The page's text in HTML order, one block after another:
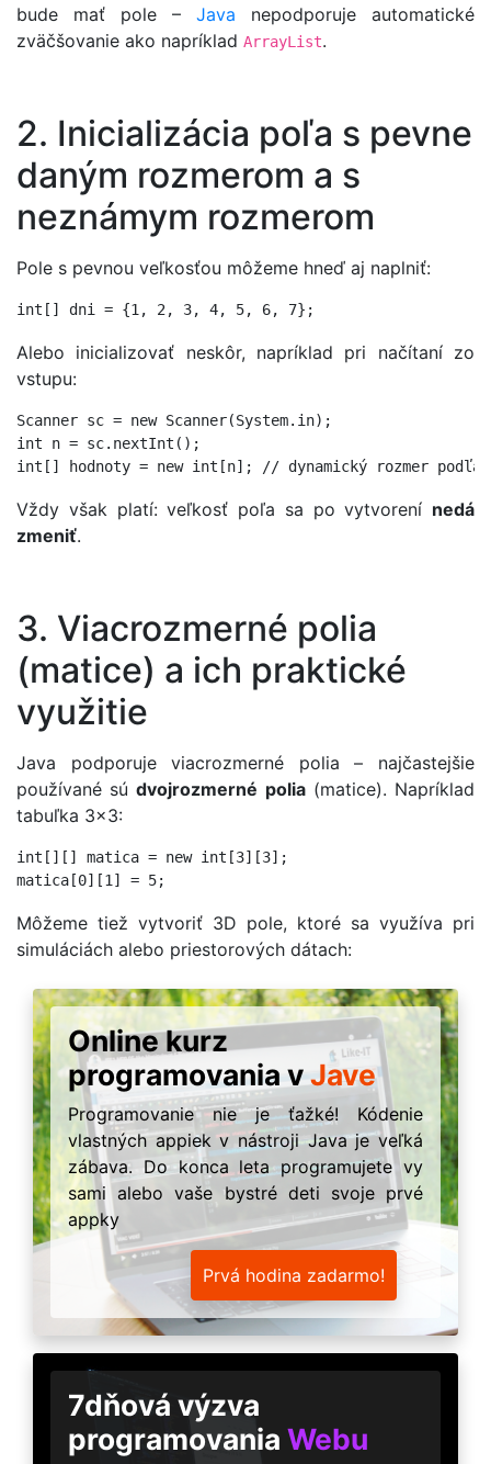
bude mať pole – Java nepodporuje automatické
zväčšovanie ako napríklad ArrayList.
2. Inicializácia poľa s pevne
daným rozmerom a s
neznámym rozmerom
Pole s pevnou veľkosťou môžeme hneď aj naplniť:
Alebo inicializovať neskôr, napríklad pri načítaní zo
vstupu:
Scanner sc = new Scanner(System.in);
int n = sc.nextInt();
Vždy však platí: veľkosť poľa sa po vytvorení nedá
zmeniť.
3. Viacrozmerné polia
(matice) a ich praktické
využitie
Java podporuje viacrozmerné polia – najčastejšie
používané súdvojrozmerné polia(matice). Napríklad
tabuľka 3x3:
int[][] matica = new int[3][3];
Môžeme tiež vytvoriť 3D pole, ktoré sa využíva pri
simuláciách alebo priestorových dátach:
Online kurz
programovania vJave
Programovanie nie je ťažké! Kódenie
vlastných appiek v nástroji Java je veľká
zábava. Do konca leta programujete vy
sami alebo vaše bystré deti svoje prvé
appky
Prvá hodina zadarmo!
7dňová výzva
programovania Webu